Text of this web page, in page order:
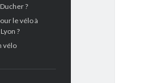
?
le vélo à
?
vélo